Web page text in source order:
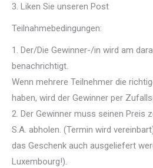
3. Liken Sie unseren Post
Teilnahmebedingungen:
1. Der/Die Gewinner-/in wird am
benachrichtigt.
Wenn mehrere Teilnehmer die
haben, wird der Gewinner per
2. Der Gewinner muss seinen Preis
S.A. abholen. (Termin wird
das Geschenk auch ausgeliefert
Luxembourg!).